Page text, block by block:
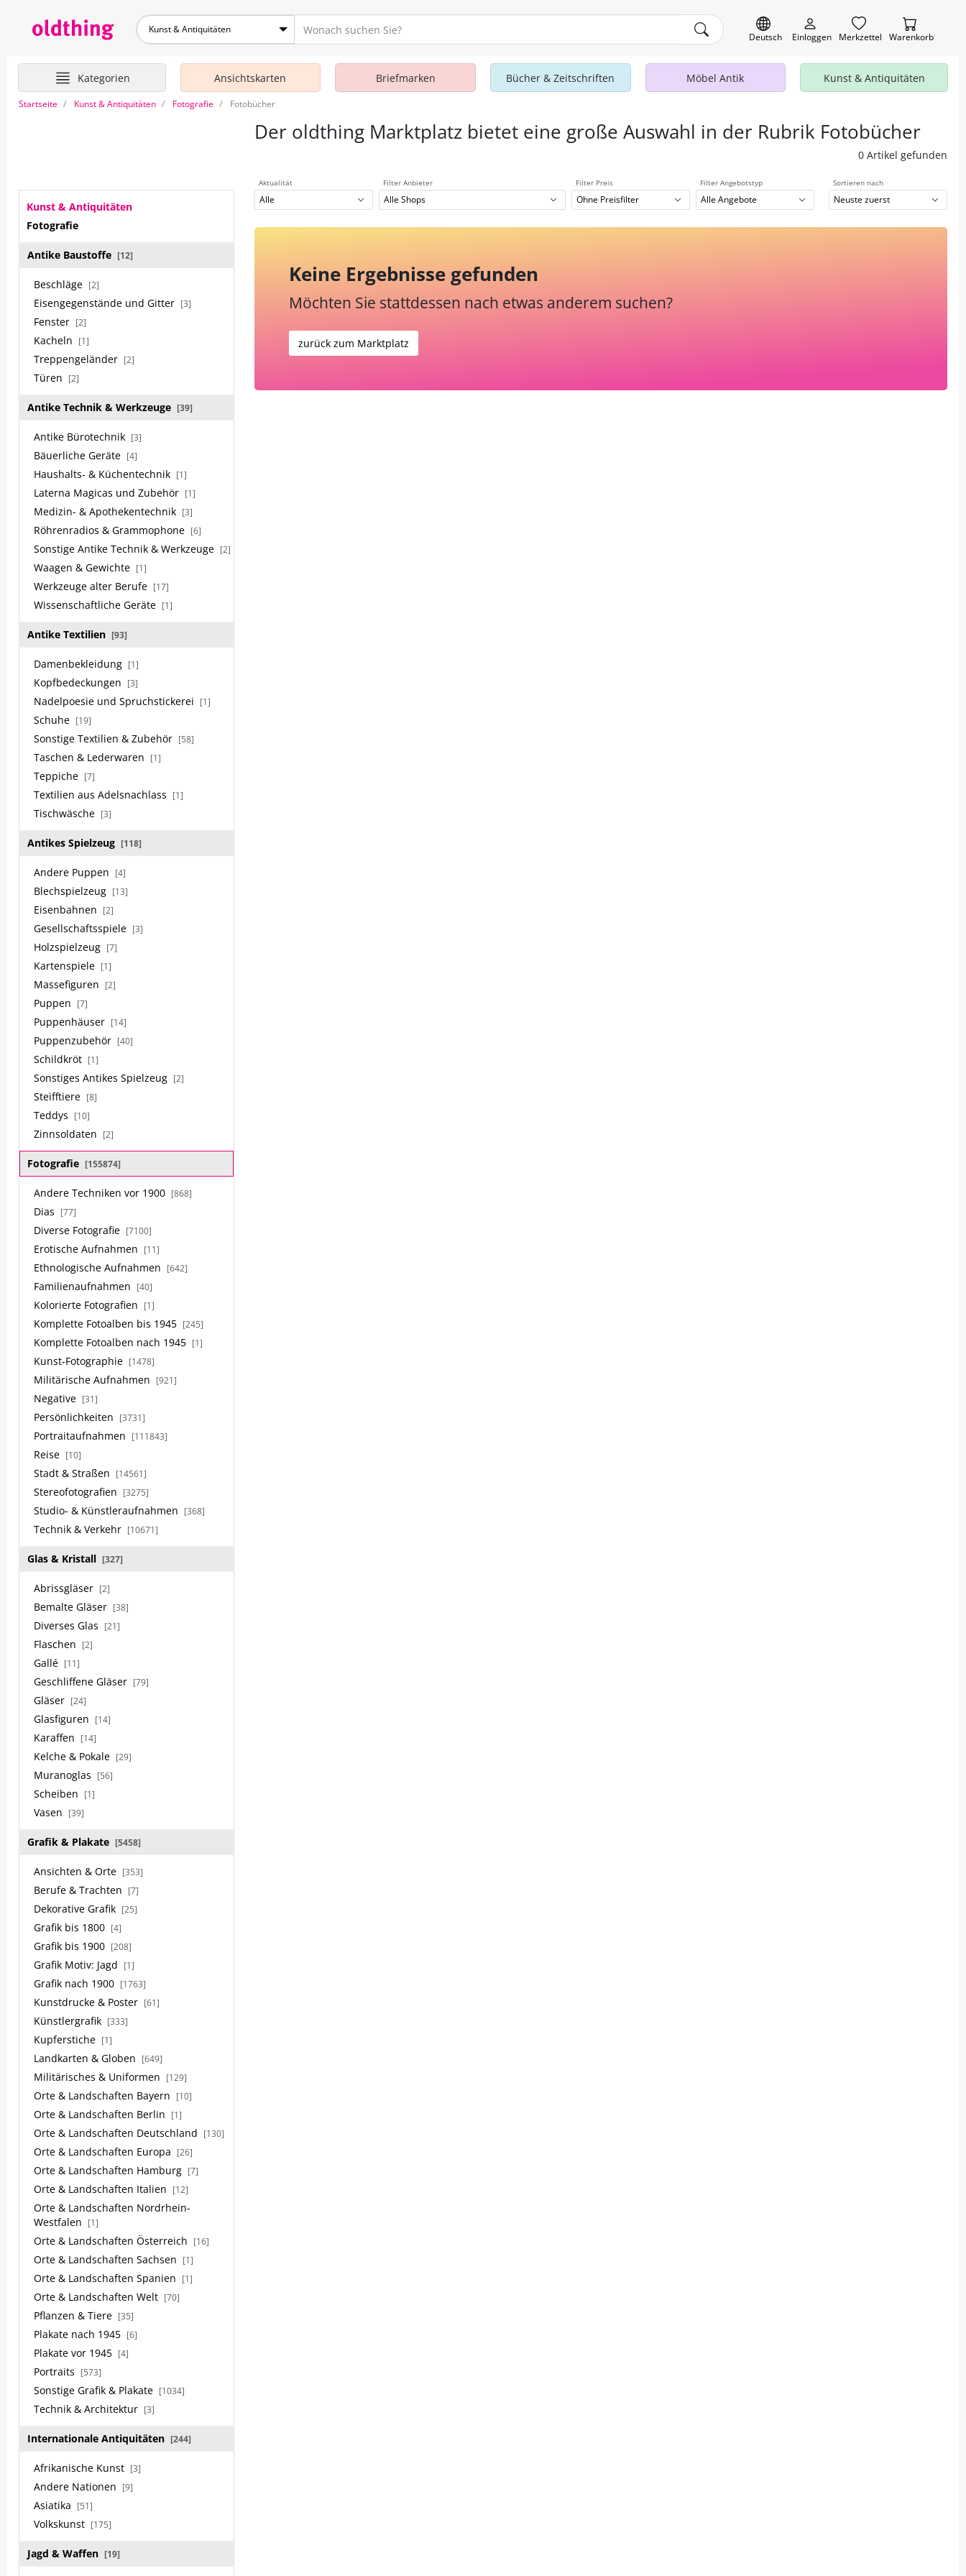
Kunst & Antiquitäten
Deutsch Einloggen Merkzettel Warenkorb
Kategorien Ansichtskarten Briefmarken Bücher & Zeitschriften Möbel Antik Kunst & Antiquitäten
Startseite Kunst & Antiquitäten Fotografie Fotobücher
Der oldthing Marktplatz bietet eine große Auswahl in der Rubrik Fotobücher
0 Artikel gefunden
Kunst & Antiquitäten
Fotografie
Antike Baustoffe [12]
Beschläge [2]
Eisengegenstände und Gitter [3]
Fenster [2]
Kacheln [1]
Treppengeländer [2]
Türen [2]
Antike Technik & Werkzeuge [39]
Antike Bürotechnik [3]
Bäuerliche Geräte [4]
Haushalts- & Küchentechnik [1]
Laterna Magicas und Zubehör [1]
Medizin- & Apothekentechnik [3]
Röhrenradios & Grammophone [6]
Sonstige Antike Technik & Werkzeuge [2]
Waagen & Gewichte [1]
Werkzeuge alter Berufe [17]
Wissenschaftliche Geräte [1]
Antike Textilien [93]
Damenbekleidung [1]
Kopfbedeckungen [3]
Nadelpoesie und Spruchstickerei [1]
Schuhe [19]
Sonstige Textilien & Zubehör [58]
Taschen & Lederwaren [1]
Teppiche [7]
Textilien aus Adelsnachlass [1]
Tischwäsche [3]
Antikes Spielzeug [118]
Andere Puppen [4]
Blechspielzeug [13]
Eisenbahnen [2]
Gesellschaftsspiele [3]
Holzspielzeug [7]
Kartenspiele [1]
Massefiguren [2]
Puppen [7]
Puppenhäuser [14]
Puppenzubehör [40]
Schildkröt [1]
Sonstiges Antikes Spielzeug [2]
Steifftiere [8]
Teddys [10]
Zinnsoldaten [2]
Fotografie [155874]
Andere Techniken vor 1900 [868]
Dias [77]
Diverse Fotografie [7100]
Erotische Aufnahmen [11]
Ethnologische Aufnahmen [642]
Familienaufnahmen [40]
Kolorierte Fotografien [1]
Komplette Fotoalben bis 1945 [245]
Komplette Fotoalben nach 1945 [1]
Kunst-Fotographie [1478]
Militärische Aufnahmen [921]
Negative [31]
Persönlichkeiten [3731]
Portraitaufnahmen [111843]
Reise [10]
Stadt & Straßen [14561]
Stereofotografien [3275]
Studio- & Künstleraufnahmen [368]
Technik & Verkehr [10671]
Glas & Kristall [327]
Abrissgläser [2]
Bemalte Gläser [38]
Diverses Glas [21]
Flaschen [2]
Gallé [11]
Geschliffene Gläser [79]
Gläser [24]
Glasfiguren [14]
Karaffen [14]
Kelche & Pokale [29]
Muranoglas [56]
Scheiben [1]
Vasen [39]
Grafik & Plakate [5458]
Ansichten & Orte [353]
Berufe & Trachten [7]
Dekorative Grafik [25]
Grafik bis 1800 [4]
Grafik bis 1900 [208]
Grafik Motiv: Jagd [1]
Grafik nach 1900 [1763]
Kunstdrucke & Poster [61]
Künstlergrafik [333]
Kupferstiche [1]
Landkarten & Globen [649]
Militärisches & Uniformen [129]
Orte & Landschaften Bayern [10]
Orte & Landschaften Berlin [1]
Orte & Landschaften Deutschland [130]
Orte & Landschaften Europa [26]
Orte & Landschaften Hamburg [7]
Orte & Landschaften Italien [12]
Orte & Landschaften Nordrhein-
Westfalen
[1]
Orte & Landschaften Österreich [16]
Orte & Landschaften Sachsen [1]
Orte & Landschaften Spanien [1]
Orte & Landschaften Welt [70]
Pflanzen & Tiere [35]
Plakate nach 1945 [6]
Plakate vor 1945 [4]
Portraits [573]
Sonstige Grafik & Plakate [1034]
Technik & Architektur [3]
Internationale Antiquitäten [244]
Afrikanische Kunst [3]
Andere Nationen [9]
Asiatika [51]
Volkskunst [175]
Jagd & Waffen [19]
Aktualität
Alle
Filter Anbieter
Alle Shops
Filter Preis
Ohne Preisfilter
Filter Angebotstyp
Alle Angebote
Sortieren nach
Neuste zuerst
Keine Ergebnisse gefunden
Möchten Sie stattdessen nach etwas anderem suchen?
zurück zum Marktplatz